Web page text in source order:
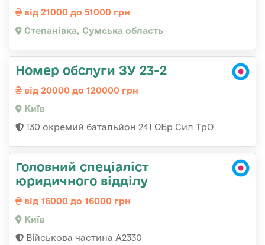
від 21000 до 51000 грн
Степанівка, Сумська область
Номер обслуги ЗУ 23-2
від 20000 до 120000 грн
Київ
130 окремий батальйон 241 ОБр Сил ТрО
Головний спеціаліст
юридичного відділу
від 16000 до 16000 грн
Київ
Військова частина A2330